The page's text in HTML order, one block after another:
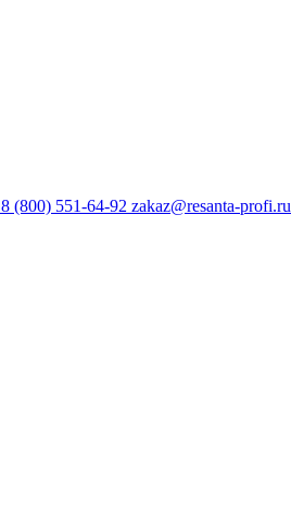
8 (800) 551-64-92 zakaz@resanta-profi.ru